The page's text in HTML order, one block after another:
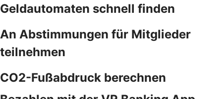
Geldautomaten schnell finden
An Abstimmungen für Mitglieder
teilnehmen
CO2-Fußabdruck berechnen